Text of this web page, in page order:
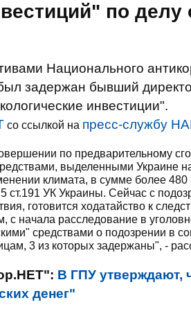
по делу
Национального
задержан бывший
инвестиции".
со ссылкой на пресс-службу
по предварительному
выделенными Украине
климата, в сумме более 480
ст.191 УК Украины. Сейчас с
готовится ходатайство к
с начала расследование в
средствами о подозрении в
3 из которых задержаны", -
В ГПУ утверждают,
денег"